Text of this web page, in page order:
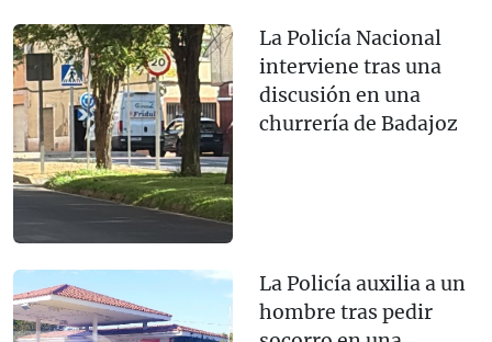
La Policía Nacional
interviene tras una
discusión en una
churrería de Badajoz
La Policía auxilia a un
hombre tras pedir